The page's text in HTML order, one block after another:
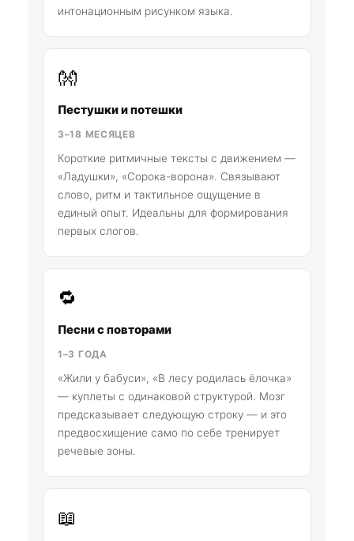
интонационным рисунком языка.
👐
Пестушки и потешки
3–18 МЕСЯЦЕВ
Короткие ритмичные тексты с движением —
«Ладушки», «Сорока-ворона». Связывают
слово, ритм и тактильное ощущение в
единый опыт. Идеальны для формирования
первых слогов.
🔁
Песни с повторами
1–3 ГОДА
«Жили у бабуси», «В лесу родилась ёлочка»
— куплеты с одинаковой структурой. Мозг
предсказывает следующую строку — и это
предвосхищение само по себе тренирует
речевые зоны.
📖